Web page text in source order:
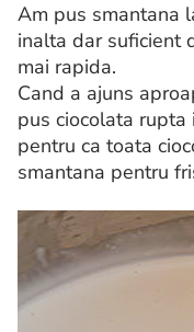
Am pus smantana
inalta dar suficient
mai rapida.
Cand a ajuns
pus ciocolata rupta
pentru ca toata
smantana pentru